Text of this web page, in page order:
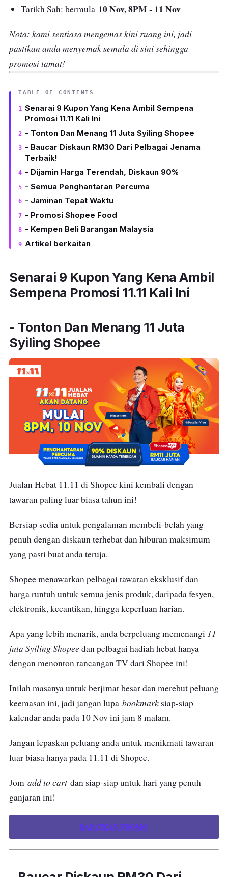
Tarikh Sah: bermula 10 Nov, 8PM - 11 Nov
Nota: kami sentiasa mengemas kini ruang ini, jadi
pastikan anda menyemak semula di sini sehingga
promosi tamat!
TABLE OF CONTENTS
Senarai 9 Kupon Yang Kena Ambil Sempena
Promosi 11.11 Kali Ini
- Tonton Dan Menang 11 Juta Syiling Shopee
- Baucar Diskaun RM30 Dari Pelbagai Jenama
Terbaik!
- Dijamin Harga Terendah, Diskaun 90%
- Semua Penghantaran Percuma
- Jaminan Tepat Waktu
- Promosi Shopee Food
- Kempen Beli Barangan Malaysia
Artikel berkaitan
Senarai 9 Kupon Yang Kena Ambil
Sempena Promosi 11.11 Kali Ini
- Tonton Dan Menang 11 Juta
Syiling Shopee
Jualan Hebat 11.11 di Shopee kini kembali dengan
tawaran paling luar biasa tahun ini!
Bersiap sedia untuk pengalaman membeli-belah yang
penuh dengan diskaun terhebat dan hiburan maksimum
yang pasti buat anda teruja.
Shopee menawarkan pelbagai tawaran eksklusif dan
harga runtuh untuk semua jenis produk, daripada fesyen,
elektronik, kecantikan, hingga keperluan harian.
Apa yang lebih menarik, anda berpeluang memenangi 11
juta Syiling Shopee dan pelbagai hadiah hebat hanya
dengan menonton rancangan TV dari Shopee ini!
Inilah masanya untuk berjimat besar dan merebut peluang
keemasan ini, jadi jangan lupa bookmark siap-siap
kalendar anda pada 10 Nov ini jam 8 malam.
Jangan lepaskan peluang anda untuk menikmati tawaran
luar biasa hanya pada 11.11 di Shopee.
Jom add to cart dan siap-siap untuk hari yang penuh
ganjaran ini!
DAPATKAN PROMO